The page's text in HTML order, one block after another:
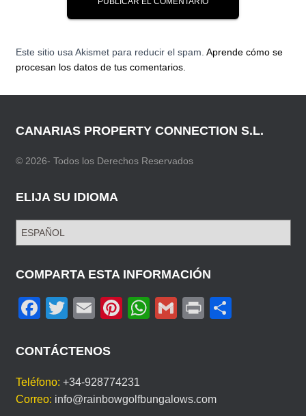
Este sitio usa Akismet para reducir el spam. Aprende cómo se
procesan los datos de tus comentarios.
CANARIAS PROPERTY CONNECTION S.L.
© 2026- Todos los Derechos Reservados
ELIJA SU IDIOMA
J
S
U
D
O
COMPARTA ESTA INFORMACIÓN
F
c
e
b
T
tt
er
E
ail
Pi
e
st
W
A
G
Pr
CONTÁCTENOS
Teléfono: +34-928774231
Correo: info@rainbowgolfbungalows.com